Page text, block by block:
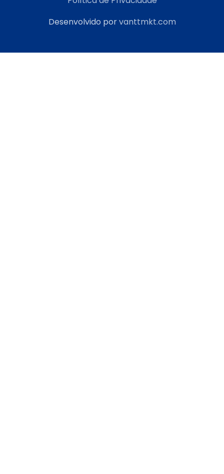
Desenvolvido porvanttmkt.com